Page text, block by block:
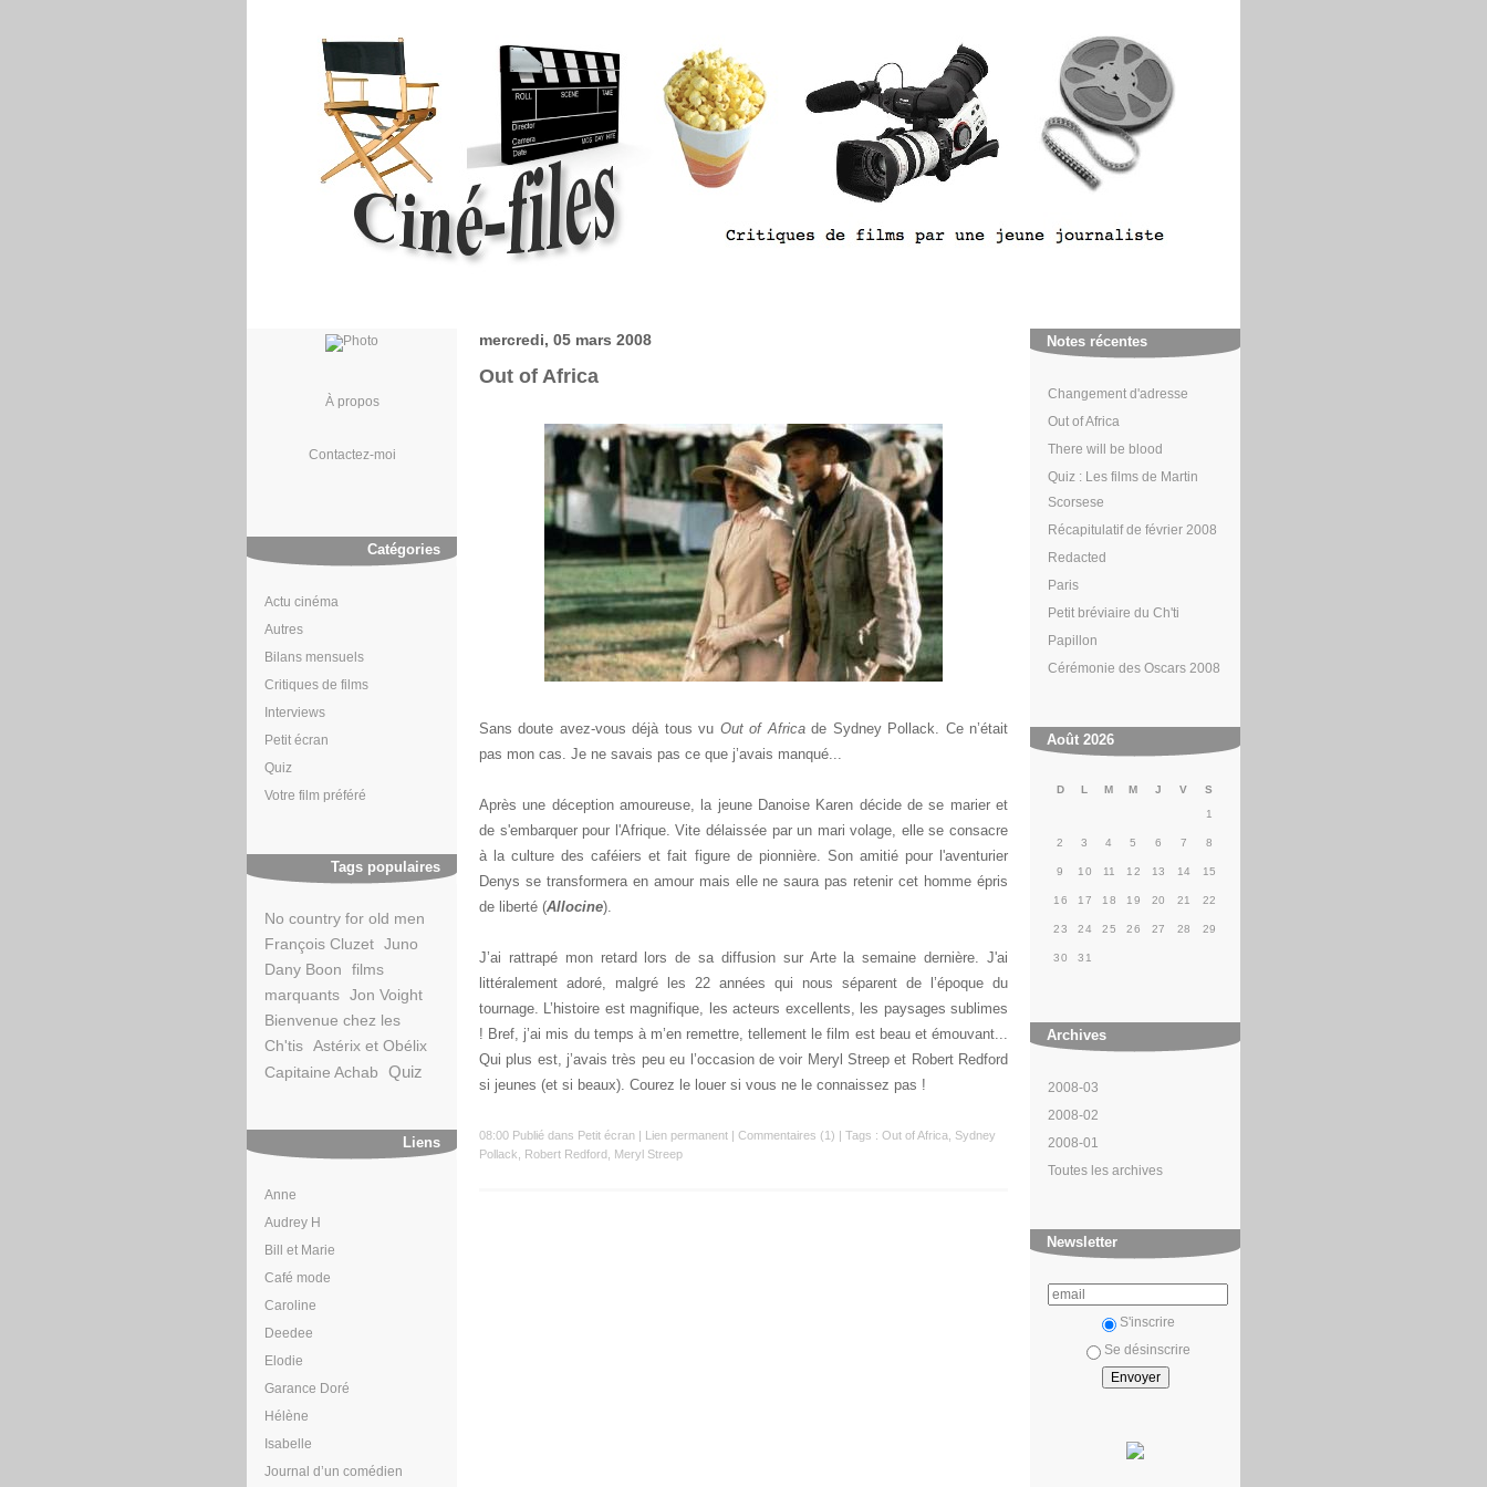
À propos
Contactez-moi
Catégories
Actu cinéma
Autres
Bilans mensuels
Critiques de films
Interviews
Petit écran
Quiz
Votre film préféré
Tags populaires
No country for old men
François Cluzet Juno
Dany Boon
films
marquants Jon Voight
Bienvenue chez les
Ch'tis Astérix et Obélix
Capitaine Achab
Quiz
Liens
Anne
Audrey H
Bill et Marie
Café mode
Caroline
Deedee
Elodie
Garance Doré
Hélène
Isabelle
Journal d’un comédien
Notes récentes
Changement d'adresse
Out of Africa
There will be blood
Quiz : Les films de Martin
Scorsese
Récapitulatif de février 2008
Redacted
Paris
Petit bréviaire du Ch'ti
Papillon
Cérémonie des Oscars 2008
Août 2026
D L M M J V
S
1
2 3 4 5 6 7 8
9 10 11 12 13 14 15
16 17 18 19 20 21 22
23 24 25 26 27 28 29
30 31
Archives
2008-03
2008-02
2008-01
Toutes les archives
Newsletter
S'inscrire
Se désinscrire
mercredi, 05 mars 2008
Out of Africa
Sans doute avez-vous déjà tous vu Out of Africade Sydney Pollack. Ce n’était
pas mon cas. Je ne savais pas ce que j’avais manqué...
Après une déception amoureuse, la jeune Danoise Karen décide de se marier et
de s'embarquer pour l'Afrique. Vite délaissée par un mari volage, elle se consacre
à la culture des caféiers et fait figure de pionnière. Son amitié pour l'aventurier
Denys se transformera en amour mais elle ne saura pas retenir cet homme épris
de liberté (Allocine).
J’ai rattrapé mon retard lors de sa diffusion sur Arte la semaine dernière. J'ai
littéralement adoré, malgré les 22 années qui nous séparent de l’époque du
tournage. L’histoire est magnifique, les acteurs excellents, les paysages sublimes
! Bref, j’ai mis du temps à m’en remettre, tellement le film est beau et émouvant...
Qui plus est, j’avais très peu eu l’occasion de voir Meryl Streep et Robert Redford
si jeunes (et si beaux). Courez le louer si vous ne le connaissez pas !
08:00 Publié dans Petit écran | Lien permanent | Commentaires (1) | Tags : Out of Africa
Sydney
Pollack
Robert Redford Meryl Streep